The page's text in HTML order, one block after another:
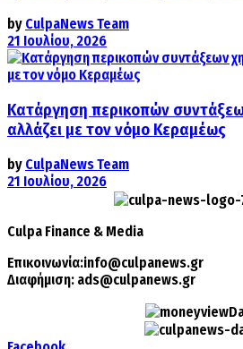
by CulpaNews Team
21 Ιουλίου, 2026
Κατάργηση περικοπών
αλλάζει με τον νόμο Κεραμέως
by CulpaNews Team
21 Ιουλίου, 2026
Culpa Finance & Media
Επικοινωνία:info@culpanews.gr
Διαφήμιση: ads@culpanews.gr